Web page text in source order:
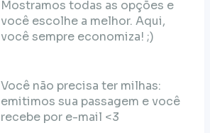
Mostramos todas as opções e
você escolhe a melhor. Aqui,
você sempre economiza! ;)
Você não precisa ter milhas:
emitimos sua passagem e você
recebe por e-mail <3